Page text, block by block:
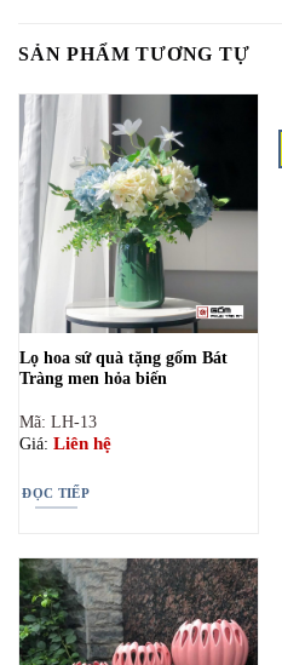
SẢN PHẨM TƯƠNG TỰ
Lọ hoa sứ quà tặng gốm Bát
Tràng men hỏa biến
Mã: LH-13
Giá: Liên hệ
ĐỌC TIẾP